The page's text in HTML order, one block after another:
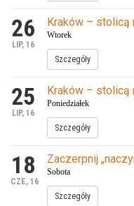
26
LIP, 16
Kraków – stolicą
Wtorek
Szczegóły
25
LIP, 16
Kraków – stolicą
Poniedziałek
Szczegóły
18
CZE, 16
Zaczerpnij
Sobota
Szczegóły